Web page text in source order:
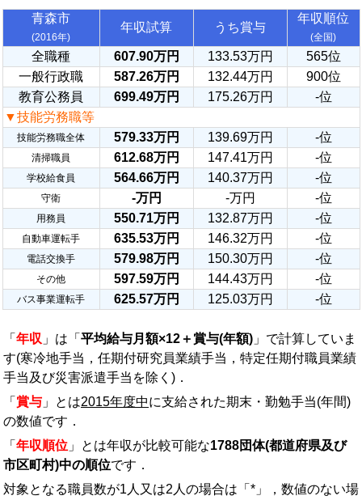
青森市
(2016年)
年収試算 うち賞与
年収順位
(全国)
全職種 607.90万円 133.53万円
565位
一般行政職
587.26万円 132.44万円
900位
教育公務員
699.49万円 175.26万円
-位
▼技能労務職等
技能労務職全体 579.33万円 139.69万円 -位
清掃職員 612.68万円 147.41万円 -位
学校給食員 564.66万円 140.37万円 -位
守衛 -万円 -万円 -位
用務員 550.71万円 132.87万円 -位
自動車運転手 635.53万円 146.32万円 -位
電話交換手 579.98万円 150.30万円 -位
その他 597.59万円 144.43万円 -位
バス事業運転手 625.57万円 125.03万円 -位
「 年収 」は「 平均給与月額×12＋賞与(年額) 」で計算していま
す(寒冷地手当，任期付研究員業績手当，特定任期付職員業績
手当及び災害派遣手当を除く)．
「 賞与 」とは2015年度中に支給された期末・勤勉手当(年間)
の数値です．
「 年収順位 」とは年収が比較可能な1788団体(都道府県及び
市区町村)中の順位です．
対象となる職員数が1人又は2人の場合は「*」，数値のない場